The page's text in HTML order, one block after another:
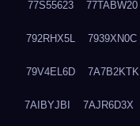
77S55623 77TABW20
792RHX5L 7939XN0C
79V4EL6D 7A7B2KTK
7AIBYJBI 7AJR6D3X